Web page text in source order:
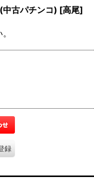
中古パチンコ) [高尾]
録